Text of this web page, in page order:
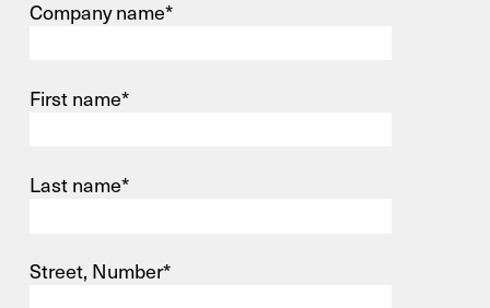
Company name*
First name*
Last name*
Street, Number*